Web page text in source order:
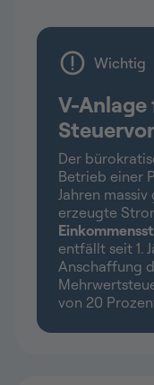
Wichtig
V-
Der
Betrieb einer
Jahren
erzeugte
entfällt seit 1.
Anschaffung
von 20